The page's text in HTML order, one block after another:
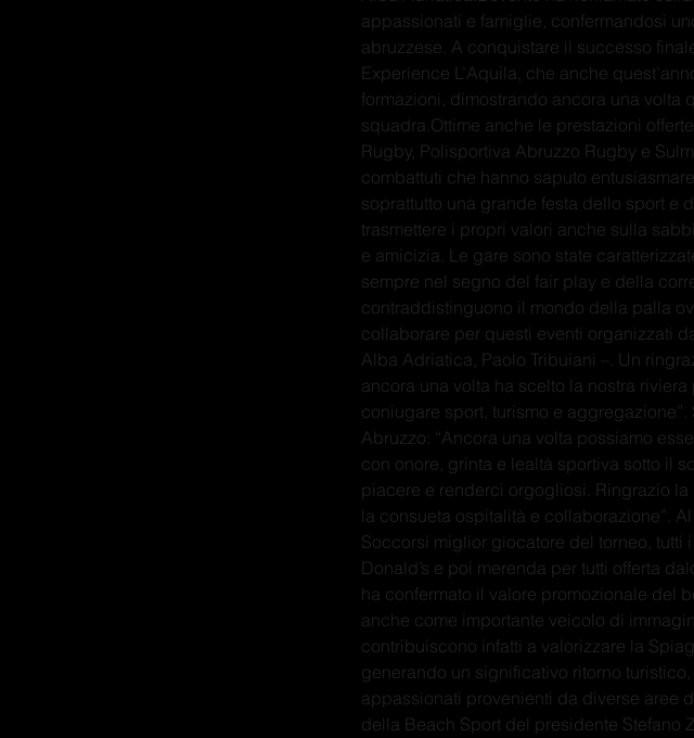
appassionati e famiglie, confermandosi
abruzzese. A conquistare il successo
Experience L’Aquila, che anche
formazioni, dimostrando ancora una
squadra.Ottime anche le prestazioni
Rugby, Polisportiva Abruzzo Rugby e
combattuti che hanno saputo
soprattutto una grande festa dello sport e
trasmettere i propri valori anche sulla
e amicizia. Le gare sono state
sempre nel segno del fair play e della
contraddistinguono il mondo della palla
collaborare per questi eventi organizzati
Alba Adriatica, Paolo Tribuiani –. Un
ancora una volta ha scelto la nostra
coniugare sport, turismo e
Abruzzo: “Ancora una volta possiamo
con onore, grinta e lealtà sportiva sotto il
piacere e renderci orgogliosi. Ringrazio
la consueta ospitalità e collaborazione”.
Soccorsi miglior giocatore del torneo,
Donald’s e poi merenda per tutti offerta
ha confermato il valore promozionale del
anche come importante veicolo di
contribuiscono infatti a valorizzare la
generando un significativo ritorno
appassionati provenienti da diverse aree
della Beach Sport del presidente Stefano